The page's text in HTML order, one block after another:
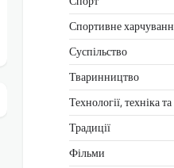
Спортивне
Суспільство
Тваринництво
Технології, техніка
Традиції
Фільми